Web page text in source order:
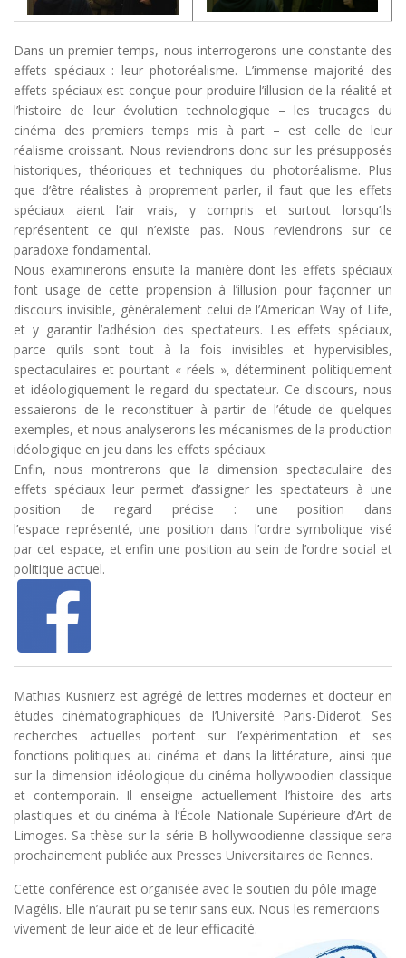
Dans un premier temps, nous interrogerons une constante des
effets spéciaux : leur photoréalisme. L’immense majorité des
effets spéciaux est conçue pour produire l’illusion de la réalité et
l’histoire de leur évolution technologique – les trucages du
cinéma des premiers temps mis à part – est celle de leur
réalisme croissant. Nous reviendrons donc sur les présupposés
historiques, théoriques et techniques du photoréalisme. Plus
que d’être réalistes à proprement parler, il faut que les effets
spéciaux aient l’air vrais, y compris et surtout lorsqu’ils
représentent ce qui n’existe pas. Nous reviendrons sur ce
paradoxe fondamental.
Nous examinerons ensuite la manière dont les effets spéciaux
font usage de cette propension à l’illusion pour façonner un
discours invisible, généralement celui de l’AmericanWay of Life,
et y garantir l’adhésion des spectateurs. Les effets spéciaux,
parce qu’ils sont tout à la fois invisibles et hypervisibles,
spectaculaires et pourtant « réels », déterminent politiquement
et idéologiquement le regard du spectateur. Ce discours, nous
essaierons de le reconstituer à partir de l’étude de quelques
exemples, et nous analyserons les mécanismes de la production
idéologique en jeu dans les effets spéciaux.
Enfin, nous montrerons que la dimension spectaculaire des
effets spéciaux leur permet d’assigner les spectateurs à une
position de regard précise : une position dans
l’espace représenté, une position dans l’ordre symbolique visé
par cet espace, et enfin une position au sein de l’ordre social et
politique actuel.
Mathias Kusnierz est agrégé de lettres modernes et docteur en
études cinématographiques de l’Université Paris-Diderot. Ses
recherches actuelles portent sur l’expérimentation et ses
fonctions politiques au cinéma et dans la littérature, ainsi que
sur la dimension idéologique du cinéma hollywoodien classique
et contemporain. Il enseigne actuellement l’histoire des arts
plastiques et du cinéma à l’École Nationale Supérieure d’Art de
Limoges. Sa thèse sur la série B hollywoodienne classique sera
prochainement publiée aux Presses Universitaires de Rennes.
Cette conférence est organisée avec le soutien du pôle image
Magélis. Elle n’aurait pu se tenir sans eux. Nous les remercions
vivement de leur aide et de leur efficacité.